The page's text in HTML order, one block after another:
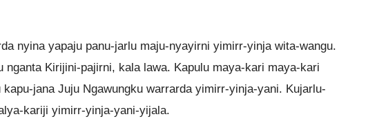
nyina yapaju panu-jarlu maju-nyayirni yimirr-yinja wita-wangu.
nganta Kirijini-pajirni, kala lawa. Kapulu maya-kari maya-kari
jana Juju Ngawungku warrarda yimirr-yinja-yani. Kujarlu-
kariji yimirr-yinja-yani-yijala.